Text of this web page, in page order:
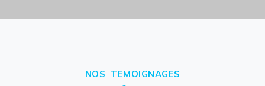
NOS TEMOIGNAGES